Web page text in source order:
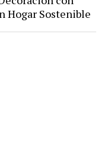
Hogar Sostenible